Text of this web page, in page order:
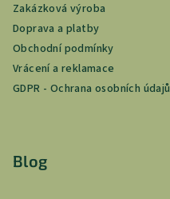
Zakázková výroba
Doprava a platby
Obchodní podmínky
Vrácení a reklamace
GDPR - Ochrana osobních údajů
Blog